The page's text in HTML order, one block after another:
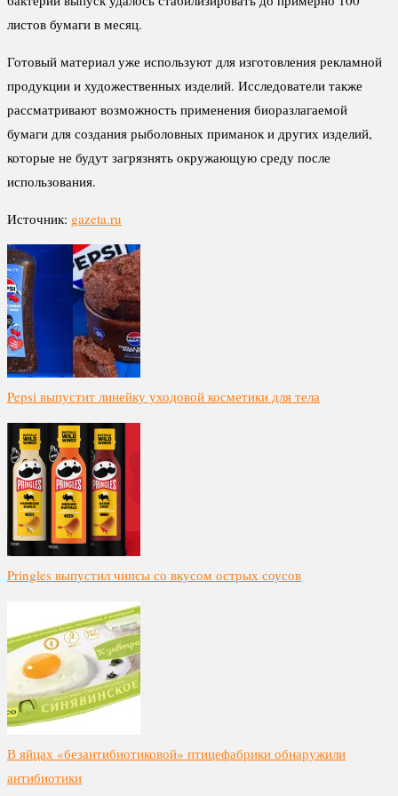
листов бумаги в месяц.
Готовый материал уже используют для изготовления рекламной
продукции и художественных изделий. Исследователи также
рассматривают возможность применения биоразлагаемой
бумаги для создания рыболовных приманок и других изделий,
которые не будут загрязнять окружающую среду после
использования.
Источник: gazeta.ru
Pepsi выпустит линейку уходовой косметики для тела
Pringles выпустил чипсы со вкусом острых соусов
В яйцах «безантибиотиковой» птицефабрики обнаружили
антибиотики